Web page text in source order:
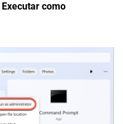
Executar como